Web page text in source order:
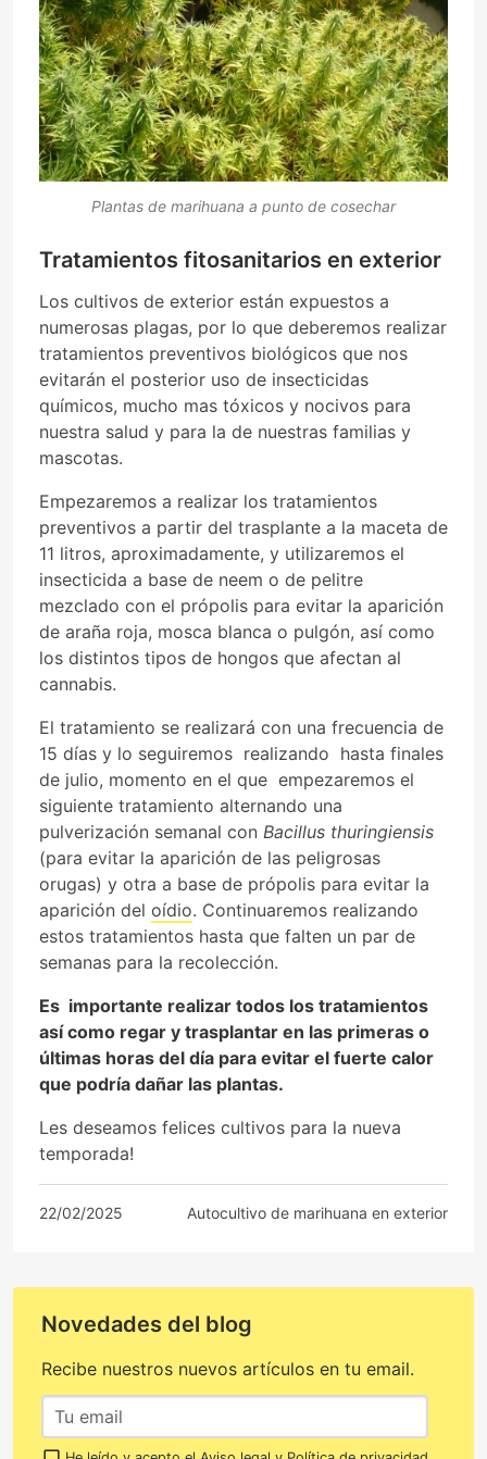
Plantas de marihuana a punto de cosechar
Tratamientos fitosanitarios en exterior
Los cultivos de exterior están expuestos a
numerosas plagas, por lo que deberemos realizar
tratamientos preventivos biológicos que nos
evitarán el posterior uso de insecticidas
químicos, mucho mas tóxicos y nocivos para
nuestra salud y para la de nuestras familias y
mascotas.
Empezaremos a realizar los tratamientos
preventivos a partir del trasplante a la maceta de
11 litros, aproximadamente, y utilizaremos el
insecticida a base de neem o de pelitre
mezclado con el própolis para evitar la aparición
de araña roja, mosca blanca o pulgón, así como
los distintos tipos de hongos que afectan al
cannabis.
El tratamiento se realizará con una frecuencia de
15 días y lo seguiremos realizando hasta finales
de julio, momento en el que empezaremos el
siguiente tratamiento alternando una
pulverización semanal con Bacillus thuringiensis
(para evitar la aparición de las peligrosas
orugas) y otra a base de própolis para evitar la
aparición del oídio. Continuaremos realizando
estos tratamientos hasta que falten un par de
semanas para la recolección.
Es importante realizar todos los tratamientos
así como regar y trasplantar en las primeras o
últimas horas del día para evitar el fuerte calor
que podría dañar las plantas.
Les deseamos felices cultivos para la nueva
temporada!
22/02/2025 Autocultivo de marihuana en exterior
Novedades del blog
Recibe nuestros nuevos artículos en tu email.